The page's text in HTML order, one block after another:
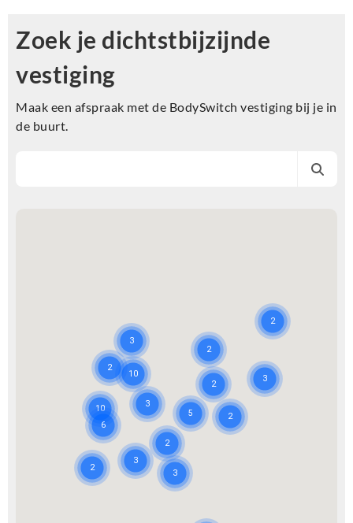
Zoek je dichtstbijzijnde
vestiging
Maak een afspraak met de BodySwitch vestiging bij je in
de buurt.